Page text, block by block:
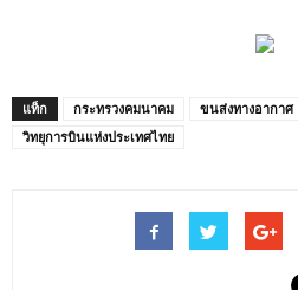
แท็ก กระทรวงคมนาคม ขนส่งทางอากาศ
วิทยุการบินแห่งประเทศไทย